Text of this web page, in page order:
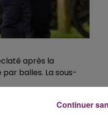
après la
balles. La sous-
la distribution des
de personnes, de
Continuer